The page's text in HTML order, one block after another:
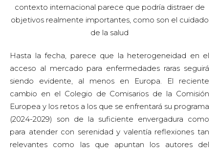
contexto internacional parece que podría distraer de
objetivos realmente importantes, como son el cuidado
de la salud
Hasta la fecha, parece que la heterogeneidad en el
acceso al mercado para enfermedades raras seguirá
siendo evidente, al menos en Europa. El reciente
cambio en el Colegio de Comisarios de la Comisión
Europea y los retos a los que se enfrentará su programa
(2024-2029) son de la suficiente envergadura como
para atender con serenidad y valentía reflexiones tan
relevantes como las que apuntan los autores del